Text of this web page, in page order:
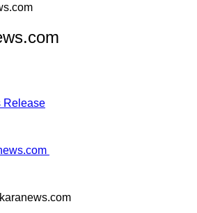
Release